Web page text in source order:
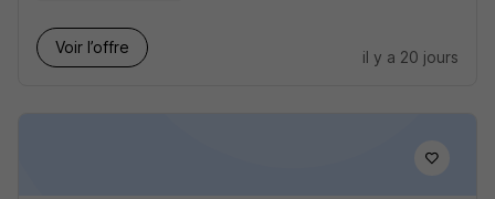
Voir l’offre
il y a 20 jours